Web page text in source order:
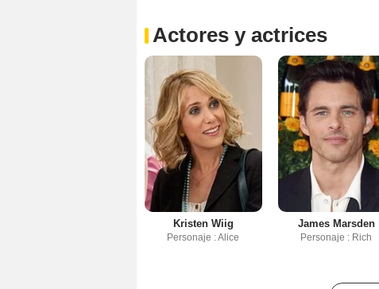
Actores y actrices
Kristen Wiig
Personaje : Alice
James Marsden
Personaje : Rich